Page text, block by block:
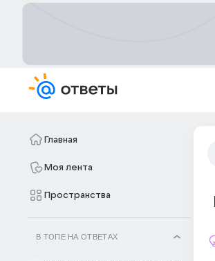
Главная
Моя лента
Пространства
В ТОПЕ НА ОТВЕТАХ